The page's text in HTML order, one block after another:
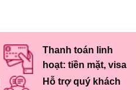
Thanh toán linh
hoạt: tiền mặt, visa
Hỗ trợ quý khách